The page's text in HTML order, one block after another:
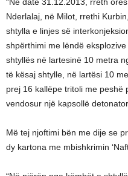
Nderlalaj, në Milot, rrethi
shtylla e linjes së
shpërthimi me lëndë
shtyllës në lartesinë 10 metra
të kësaj shtylle, në lartësi 10
prej 16 kallëpe tritoli me peshë
vendosur një kapsollë
Më tej njoftimi bën me dije se
dy kartona me mbishkrimin